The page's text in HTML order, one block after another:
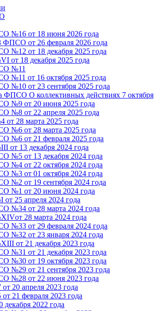
№16 от 18 июня 2026 года
от 26 февраля 2026 года
№12 от 18 декабря 2025 года
от 18 декабря 2025 года
№11
№11 от 16 октября 2025 года
№10 от 23 сентября 2025 года
ФПСО О коллективных действиях 7 октября
№9 от 20 июня 2025 года
№8 от 22 апреля 2025 года
28 марта 2025 года
№6 от 28 марта 2025 года
№6 от 21 февраля 2025 года
13 декабря 2024 года
№5 от 13 декабря 2024 года
№4 от 22 октября 2024 года
№3 от 01 октября 2024 года
№2 от 19 сентября 2024 года
№1 от 20 июня 2024 года
25 апреля 2024 года
№34 от 28 марта 2024 года
28 марта 2024 года
№33 от 29 февраля 2024 года
№32 от 23 января 2024 года
от 21 декабря 2023 года
№31 от 21 декабря 2023 года
№30 от 19 октября 2023 года
№29 от 21 сентября 2023 года
№28 от 22 июня 2023 года
20 апреля 2023 года
21 февраля 2023 года
2022 года